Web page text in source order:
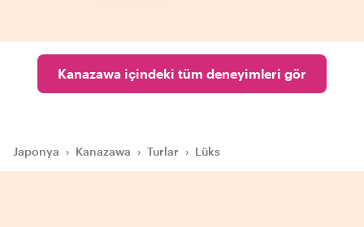
Kanazawa içindeki tüm deneyimleri gör
Japonya › Kanazawa › Turlar › Lüks